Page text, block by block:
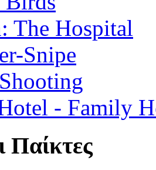
The Hospital
Snipe
- Family
Παίκτες